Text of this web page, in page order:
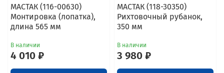
МАСТАК (116-00630)
Монтировка (лопатка),
длина 565 мм
В наличии
4 010 ₽
МАСТАК (118-30350)
Рихтовочный рубанок,
350 мм
В наличии
3 980 ₽